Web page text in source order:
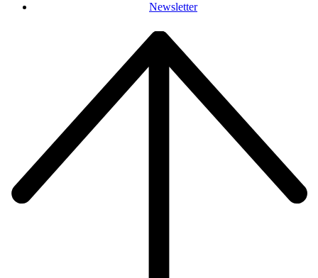
Newsletter